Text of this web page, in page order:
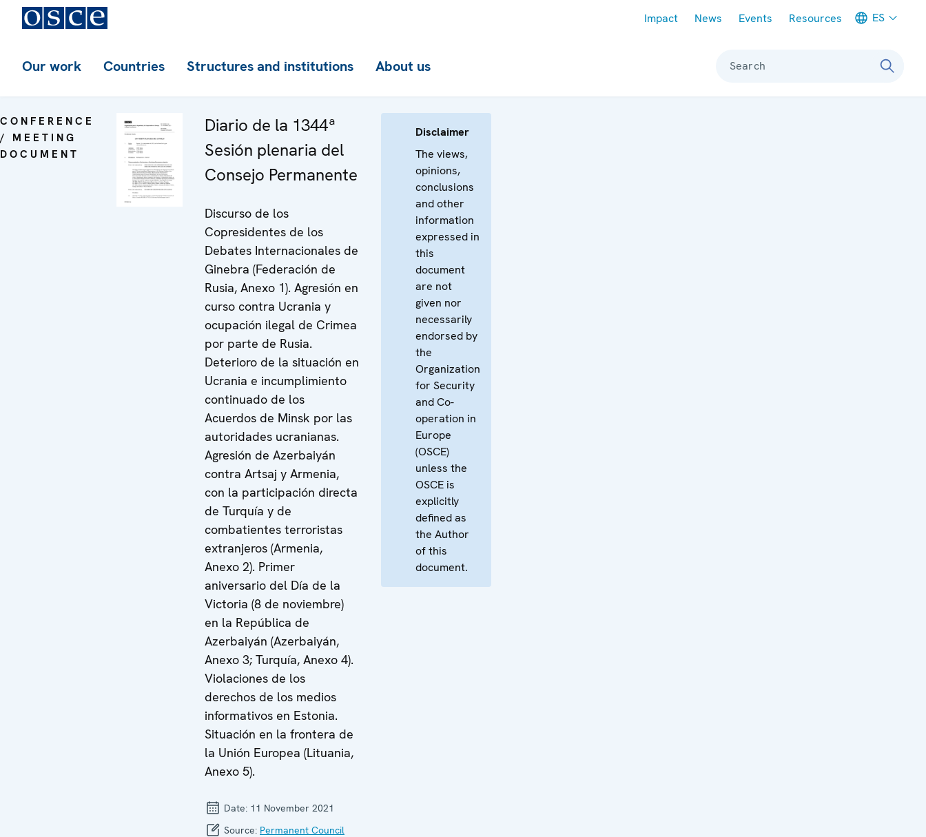
Impact News Events Resources ES
Our work Countries Structures and institutions About us Search
CONFERENCE
/ MEETING
DOCUMENT
Diario de la 1344ª
Sesión plenaria del
Consejo Permanente
Discurso de los
Copresidentes de los
Debates Internacionales de
Ginebra (Federación de
Rusia, Anexo 1). Agresión en
curso contra Ucrania y
ocupación ilegal de Crimea
por parte de Rusia.
Deterioro de la situación en
Ucrania e incumplimiento
continuado de los
Acuerdos de Minsk por las
autoridades ucranianas.
Agresión de Azerbaiyán
contra Artsaj y Armenia,
con la participación directa
de Turquía y de
combatientes terroristas
extranjeros (Armenia,
Anexo 2). Primer
aniversario del Día de la
Victoria (8 de noviembre)
en la República de
Azerbaiyán (Azerbaiyán,
Anexo 3; Turquía, Anexo 4).
Violaciones de los
derechos de los medios
informativos en Estonia.
Situación en la frontera de
la Unión Europea (Lituania,
Anexo 5).
Date: 11 November 2021
Source: Permanent Council
Disclaimer
The views,
opinions,
conclusions
and other
information
expressed in
this
document
are not
given nor
necessarily
endorsed by
the
Organization
for Security
and Co-
operation in
Europe
(OSCE)
unless the
OSCE is
explicitly
defined as
the Author
of this
document.